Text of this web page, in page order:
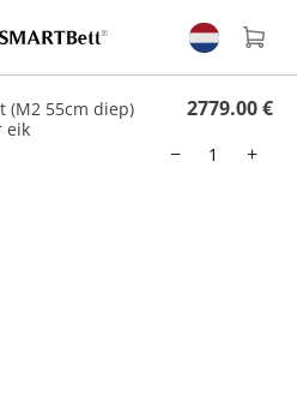
met bank Antraciet (M2 55cm diep) 140x200
(M2 55cm diep)
eik
2779.00 €
−
+